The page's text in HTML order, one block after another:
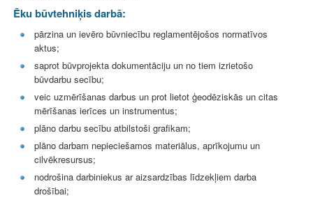
Ēku būvtehniķis darbā:
pārzina un ievēro būvniecību reglamentējošos normatīvos
aktus;
saprot būvprojekta dokumentāciju un no tiem izrietošo
būvdarbu secību;
veic uzmērīšanas darbus un prot lietot ģeodēziskās un citas
mērīšanas ierīces un instrumentus;
plāno darbu secību atbilstoši grafikam;
plāno darbam nepieciešamos materiālus, aprīkojumu un
cilvēkresursus;
nodrošina darbiniekus ar aizsardzības līdzekļiem darba
drošībai;